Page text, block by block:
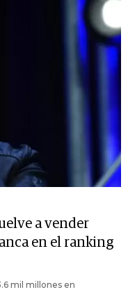
a vender
en el ranking
mil millones en